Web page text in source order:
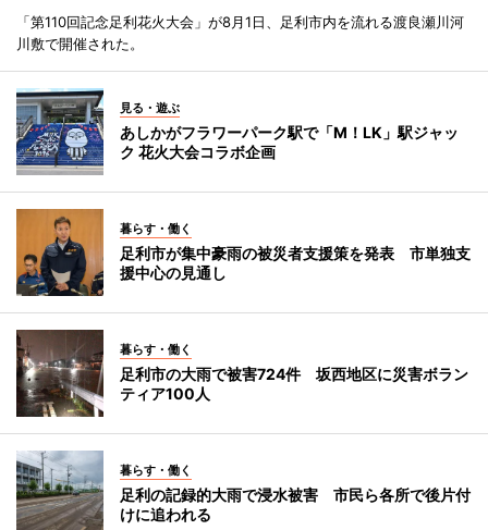
「第110回記念足利花火大会」が8月1日、足利市内を流れる渡良瀬川河
川敷で開催された。
見る・遊ぶ
あしかがフラワーパーク駅で「M！LK」駅ジャッ
ク 花火大会コラボ企画
暮らす・働く
足利市が集中豪雨の被災者支援策を発表 市単独支
援中心の見通し
暮らす・働く
足利市の大雨で被害724件 坂西地区に災害ボラン
ティア100人
暮らす・働く
足利の記録的大雨で浸水被害 市民ら各所で後片付
けに追われる